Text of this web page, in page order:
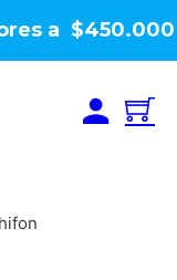
a $450.000